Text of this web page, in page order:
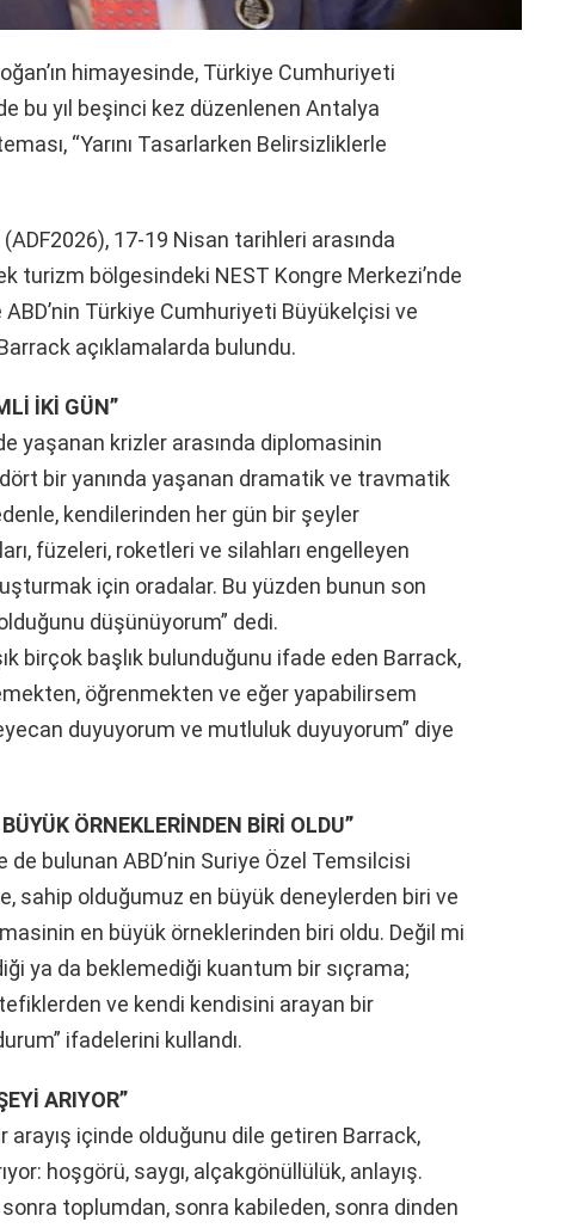
himayesinde, Türkiye Cumhuriyeti
bu yıl beşinci kez düzenlenen Antalya
“Yarını Tasarlarken Belirsizliklerle
17-19 Nisan tarihleri arasında
turizm bölgesindeki NEST Kongre Merkezi’nde
Türkiye Cumhuriyeti Büyükelçisi ve
açıklamalarda bulundu.
İKİ GÜN”
yaşanan krizler arasında diplomasinin
bir yanında yaşanan dramatik ve travmatik
kendilerinden her gün bir şeyler
füzeleri, roketleri ve silahları engelleyen
için oradalar. Bu yüzden bunun son
düşünüyorum” dedi.
birçok başlık bulunduğunu ifade eden Barrack,
öğrenmekten ve eğer yapabilirsem
duyuyorum ve mutluluk duyuyorum” diye
ÖRNEKLERİNDEN BİRİ OLDU”
bulunan ABD’nin Suriye Özel Temsilcisi
sahip olduğumuz en büyük deneylerden biri ve
en büyük örneklerinden biri oldu. Değil mi
ya da beklemediği kuantum bir sıçrama;
ve kendi kendisini arayan bir
ifadelerini kullandı.
ARIYOR”
arayış içinde olduğunu dile getiren Barrack,
hoşgörü, saygı, alçakgönüllülük, anlayış.
toplumdan, sonra kabileden, sonra dinden